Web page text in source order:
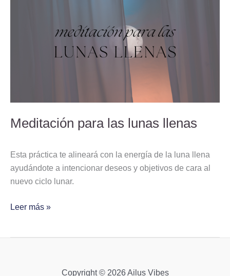
Meditación para las lunas llenas
Esta práctica te alineará con la energía de la luna llena
ayudándote a intencionar deseos y objetivos de cara al
nuevo ciclo lunar.
Leer más »
Copyright © 2026 Ailus Vibes